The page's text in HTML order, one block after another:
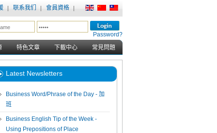
联系我们 會員資格
Password?
特色文章 下載中心 常見問題
Latest Newsletters
Business Word/Phrase of the Day - 加
班
Business English Tip of the Week -
Using Prepositions of Place